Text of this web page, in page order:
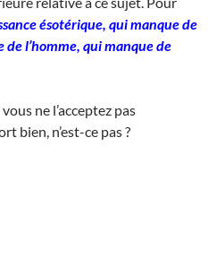
ésotérique, qui manque de
de l’homme, qui manque de
ne l’acceptez pas
bien, n’est-ce pas ?